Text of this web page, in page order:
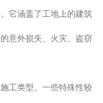
它涵盖了工地上的建筑
意外损失、火灾、盗窃
工类型。一些特殊性较